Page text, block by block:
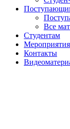
Все
Студентам
Мероприятия
Контакты